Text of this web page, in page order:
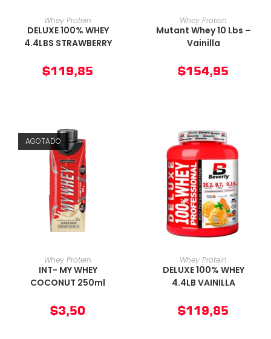
AÑADIR AL CARRITO
Whey Protein
DELUXE 100% WHEY
4.4LBS STRAWBERRY
$119,85
AÑADIR AL CARRITO
Whey Protein
Mutant Whey 10 Lbs –
Vainilla
$154,95
AGOTADO
AÑADIR AL CARRITO
Whey Protein
INT- MY WHEY
COCONUT 250ml
$3,50
AÑADIR AL CARRITO
Whey Protein
DELUXE 100% WHEY
4.4LB VAINILLA
$119,85